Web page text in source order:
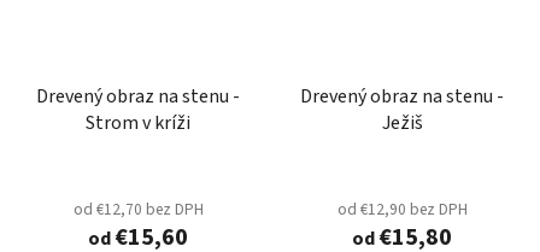
Drevený obraz na stenu -
Strom v kríži
od €12,70 bez DPH
od€15,60
Drevený obraz na stenu -
Ježiš
od €12,90 bez DPH
od€15,80